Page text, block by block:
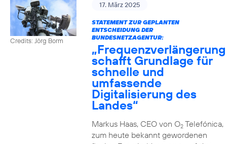
Credits: Jörg Borm
17. März 2025
STATEMENT ZUR GEPLANTEN
ENTSCHEIDUNG DER
BUNDESNETZAGENTUR:
„Frequenzverlängerung
schafft Grundlage für
schnelle und
umfassende
Digitalisierung des
Landes“
Markus Haas, CEO von O2Telefónica,
zum heute bekannt gewordenen